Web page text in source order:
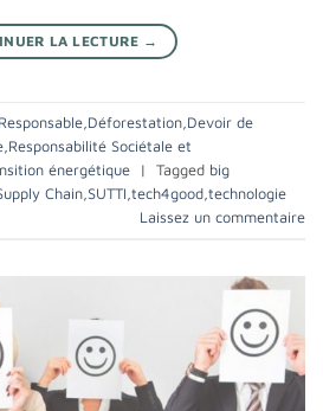
LA LECTURE →
Déforestation Devoir de
Responsabilité Sociétale et
énergétique | Tagged big
Chain SUTTI tech4good technologie
Laissez un commentaire